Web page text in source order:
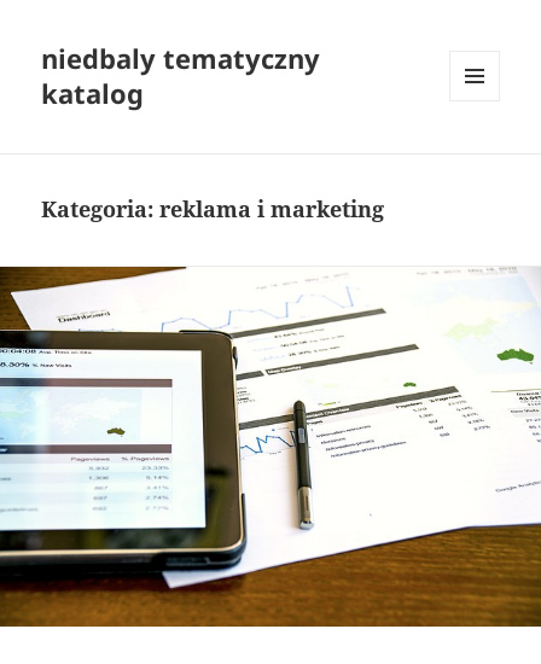
niedbaly tematyczny
katalog
Kategoria:reklama i marketing